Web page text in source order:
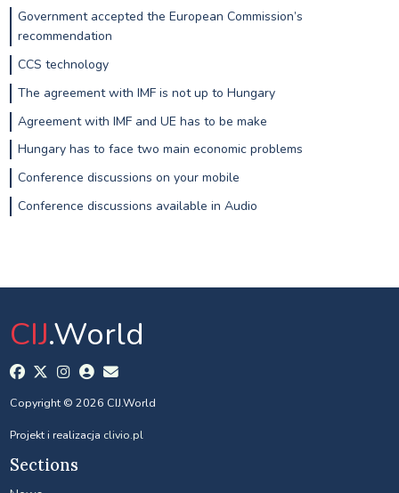
Government accepted the European Commission’s
recommendation
CCS technology
The agreement with IMF is not up to Hungary
Agreement with IMF and UE has to be make
Hungary has to face two main economic problems
Conference discussions on your mobile
Conference discussions available in Audio
CIJ.World
Copyright © 2026 CIJ.World
Projekt i realizacja clivio.pl
Sections